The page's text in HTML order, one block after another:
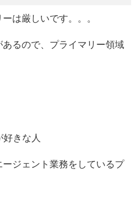
は厳しいです。。。
るので、プライマリー領域
きな人
ジェント業務をしているプ